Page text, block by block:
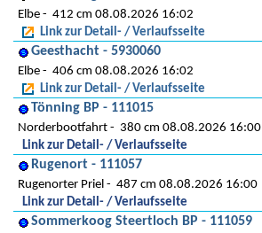
Elbe
412 cm 08.08.2026 16:02
Link zur Detail- / Verlaufsseite
Geesthacht - 5930060
Elbe
406 cm 08.08.2026 16:02
Link zur Detail- / Verlaufsseite
Tönning BP - 111015
Norderbootfahrt
380 cm 08.08.2026 16:00
Link zur Detail- / Verlaufsseite
Rugenort - 111057
Rugenorter Priel
487 cm 08.08.2026 16:00
Link zur Detail- / Verlaufsseite
Sommerkoog Steertloch BP - 111059